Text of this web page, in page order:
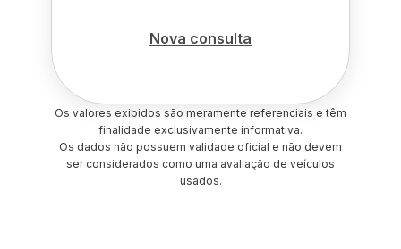
Nova consulta
Os valores exibidos são meramente referenciais e têm
finalidade exclusivamente informativa.
Os dados não possuem validade oficial e não devem
ser considerados como uma avaliação de veículos
usados.